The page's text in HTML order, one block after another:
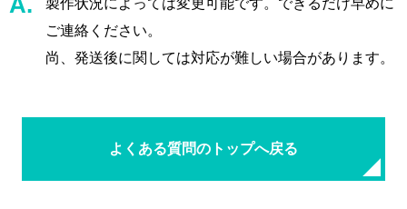
製作状況によっては変更可能です。できるだけ早めに
ご連絡ください。
尚、発送後に関しては対応が難しい場合があります。
よくある質問のトップへ戻る